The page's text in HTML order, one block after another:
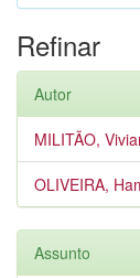
Refinar
Autor
MILITÃO,
OLIVEIRA,
Assunto